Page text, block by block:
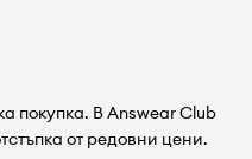
покупка. В Answear Club
от редовни цени.